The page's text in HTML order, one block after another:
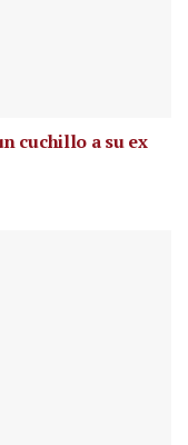
cuchillo a su ex